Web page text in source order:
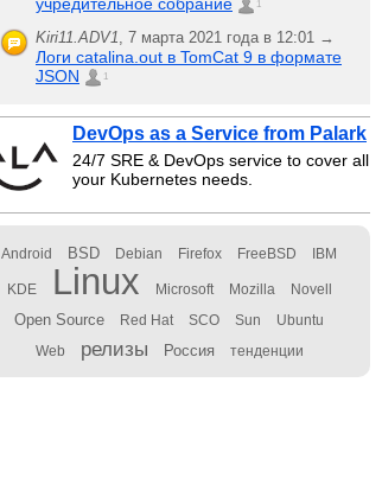
1
Kiri11.ADV1, 7 марта 2021 года в 12:01 →
Логи catalina.out в TomCat 9 в формате
JSON
1
DevOps as a Service from Palark
24/7 SRE & DevOps service to cover all
your Kubernetes needs.
Android BSD Debian Firefox FreeBSD IBM
KDE Linux Microsoft Mozilla Novell
Open Source Red Hat SCO Sun Ubuntu
Web релизы Россия тенденции